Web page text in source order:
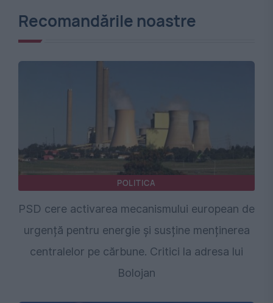
Recomandările noastre
POLITICA
PSD cere activarea mecanismului european de
urgență pentru energie și susține menținerea
centralelor pe cărbune. Critici la adresa lui
Bolojan